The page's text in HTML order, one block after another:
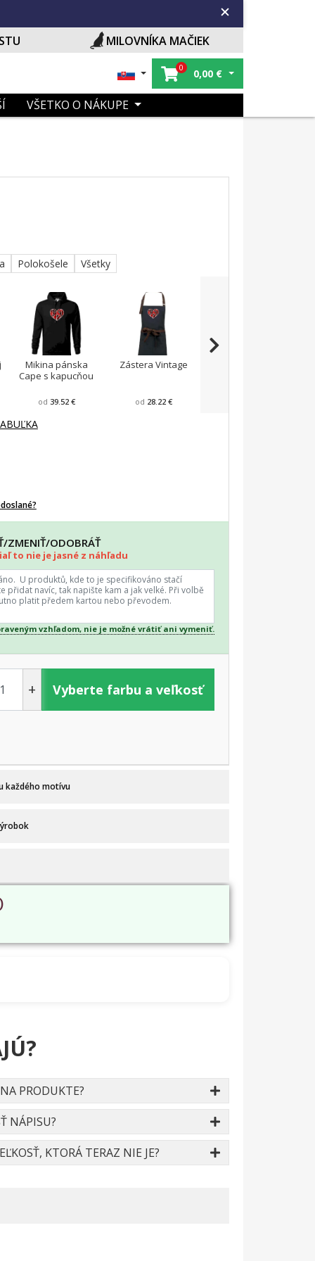
MILOVNÍKA MAČIEK
0 0,00 €
VŠETKO O NÁKUPE
Polokošele Všetky
Mikina pánska
Cape s kapucňou
od 39.52 €
Zástera Vintage
od 28.22 €
ODOBRÁŤ
to nie je jasné z náhľadu
vzhľadom, nie je možné vrátiť ani vymeniť.
+ Vyberte farbu a veľkosť
každého motívu
PRODUKTE?
NÁPISU?
KTORÁ TERAZ NIE JE?